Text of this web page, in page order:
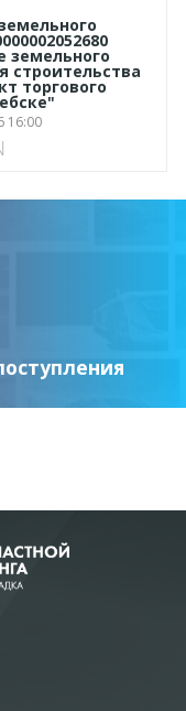
земельного
строительства
торгового
16:00